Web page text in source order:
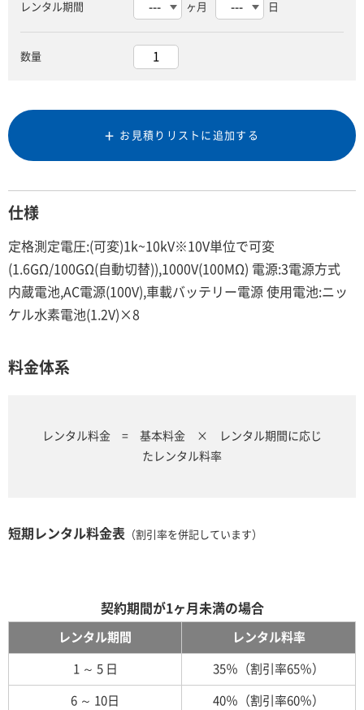
レンタル期間 ヶ月 日
数量
お見積りリストに追加する
仕様
定格測定電圧:(可変)1k~10kV※10V単位で可変
(1.6GΩ/100GΩ(自動切替)),1000V(100MΩ) 電源:3電源方式
内蔵電池,AC電源(100V),車載バッテリー電源 使用電池:ニッ
ケル水素電池(1.2V)×8
料金体系
レンタル料金 = 基本料金 × レンタル期間に応じ
たレンタル料率
短期レンタル料金表 （割引率を併記しています）
契約期間が1ヶ月未満の場合
レンタル期間 レンタル料率
1 ～ 5 日 35％（割引率65％）
6 ～ 10日 40％（割引率60％）